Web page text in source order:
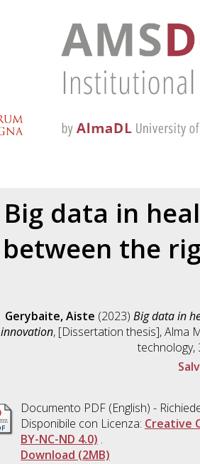
Big data in
between the
Gerybaite, Aiste (2023) Big data in
innovation, [Dissertation thesis], Alma
technology,
Documento PDF (English) -
Disponibile con Licenza: Creative
BY-NC-ND 4.0) .
Download (2MB)